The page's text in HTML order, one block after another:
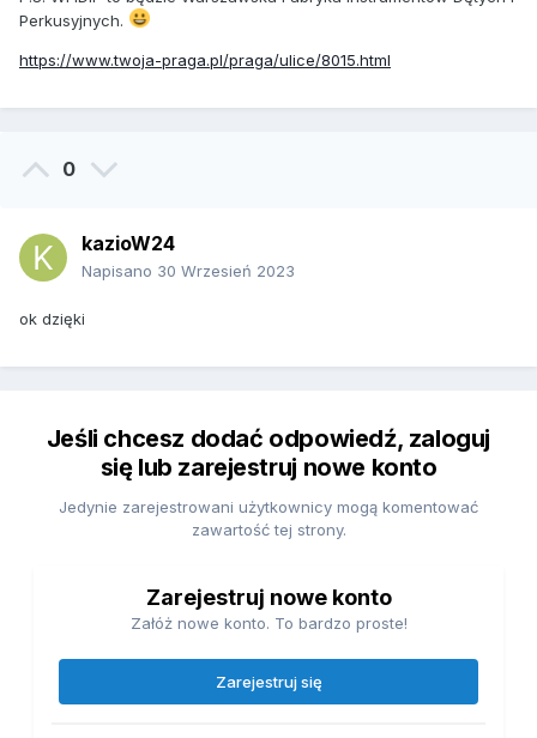
Perkusyjnych.
https://www.twoja-praga.pl/praga/ulice/8015.html
0
kazioW24
Napisano 30 Wrzesień 2023
ok dzięki
Jeśli chcesz dodać odpowiedź, zaloguj
się lub zarejestruj nowe konto
Jedynie zarejestrowani użytkownicy mogą komentować
zawartość tej strony.
Zarejestruj nowe konto
Załóż nowe konto. To bardzo proste!
Zarejestruj się